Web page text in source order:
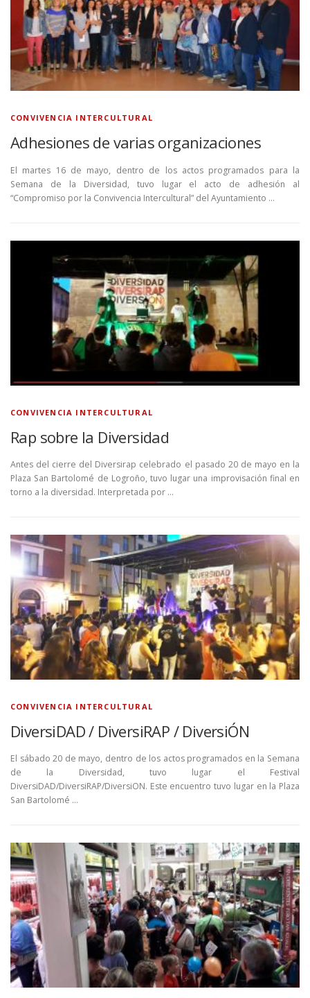
CONVIVENCIA INTERCULTURAL
Adhesiones de varias organizaciones
El martes 16 de mayo, dentro de los actos programados para la
Semana de la Diversidad, tuvo lugar el acto de adhesión al
“Compromiso por la Convivencia Intercultural” del Ayuntamiento …
CONVIVENCIA INTERCULTURAL
Rap sobre la Diversidad
Antes del cierre del Diversirap celebrado el pasado 20 de mayo en la
Plaza San Bartolomé de Logroño, tuvo lugar una improvisación final en
torno a la diversidad. Interpretada por …
CONVIVENCIA INTERCULTURAL
DiversiDAD / DiversiRAP / DiversiÓN
El sábado 20 de mayo, dentro de los actos programados en la Semana
de la Diversidad, tuvo lugar el Festival
DiversiDAD/DiversiRAP/DiversiON. Este encuentro tuvo lugar en la Plaza
San Bartolomé …